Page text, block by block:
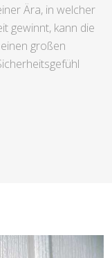
Ära, in welcher
gewinnt, kann die
großen